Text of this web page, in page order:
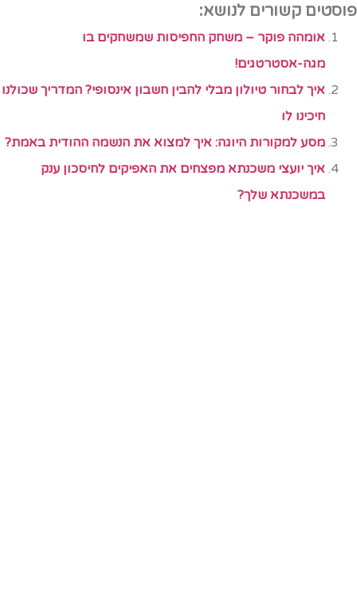
קשורים לנושא:
אומהה פוקר – משחק החפיסות שמשחקים בו
מגה-אסטרטגים!
איך לבחור טיולון מבלי להבין חשבון אינסופי? המדריך שכולנו
חיכינו לו
מסע למקורות היוגה: איך למצוא את הנשמה ההודית באמת?
איך יועצי משכנתא מפצחים את האפיקים לחיסכון ענק
במשכנתא שלך?